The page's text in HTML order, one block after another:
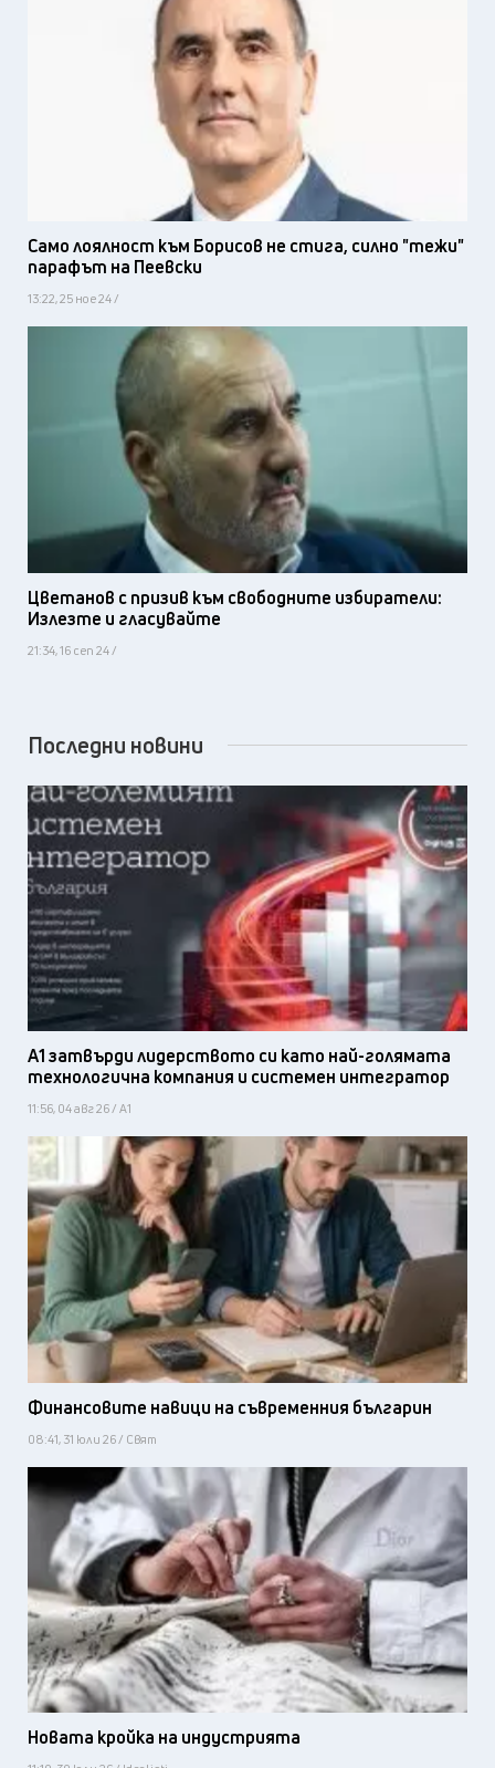
Само лоялност към Борисов не стига, силно "тежи"
парафът на Пеевски
13:22, 25 ное 24 /
Цветанов с призив към свободните избиратели:
Излезте и гласувайте
21:34, 16 сеп 24 /
Последни новини
А1 затвърди лидерството си като най-голямата
технологична компания и системен интегратор
11:56, 04 авг 26 / А1
Финансовите навици на съвременния българин
08:41, 31 юли 26 / Свят
Новата кройка на индустрията